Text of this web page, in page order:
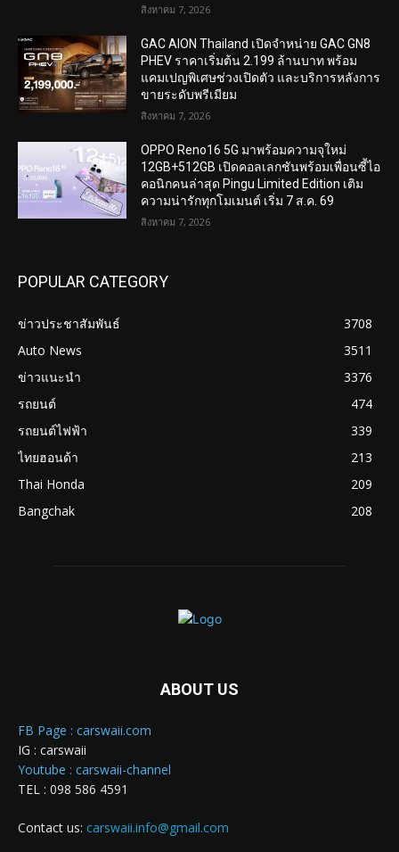
สิงหาคม 7, 2026
GAC AION Thailand เปิดจำหน่าย GAC GN8
PHEV ราคาเริ่มต้น 2.199 ล้านบาท พร้อม
แคมเปญพิเศษช่วงเปิดตัว และบริการหลังการ
ขายระดับพรีเมียม
สิงหาคม 7, 2026
OPPO Reno16 5G มาพร้อมความจุใหม่
12GB+512GB เปิดคอลเลกชันพร้อมเพื่อนซี้ไอ
คอนิกคนล่าสุด Pingu Limited Edition เติม
ความน่ารักทุกโมเมนต์ เริ่ม 7 ส.ค. 69
สิงหาคม 7, 2026
POPULAR CATEGORY
ข่าวประชาสัมพันธ์
3708
Auto News
3511
ข่าวแนะนำ
3376
รถยนต์
474
รถยนต์ไฟฟ้า
339
ไทยฮอนด้า
213
Thai Honda
209
Bangchak
208
ABOUT US
FB Page : carswaii.com
IG : carswaii
Youtube : carswaii-channel
TEL : 098 586 4591
Contact us: carswaii.info@gmail.com